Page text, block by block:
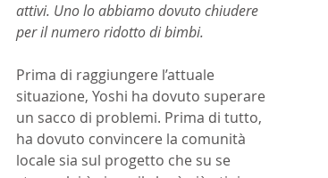
attivi. Uno lo abbiamo dovuto chiudere
per il numero ridotto di bimbi.
Prima di raggiungere l’attuale
situazione, Yoshi ha dovuto superare
un sacco di problemi. Prima di tutto,
ha dovuto convincere la comunità
locale sia sul progetto che su se